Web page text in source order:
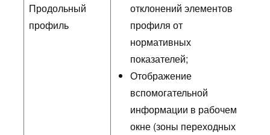
Продольный
профиль
отклонений элементов
профиля от
нормативных
показателей;
Отображение
вспомогательной
информации в рабочем
окне (зоны переходных